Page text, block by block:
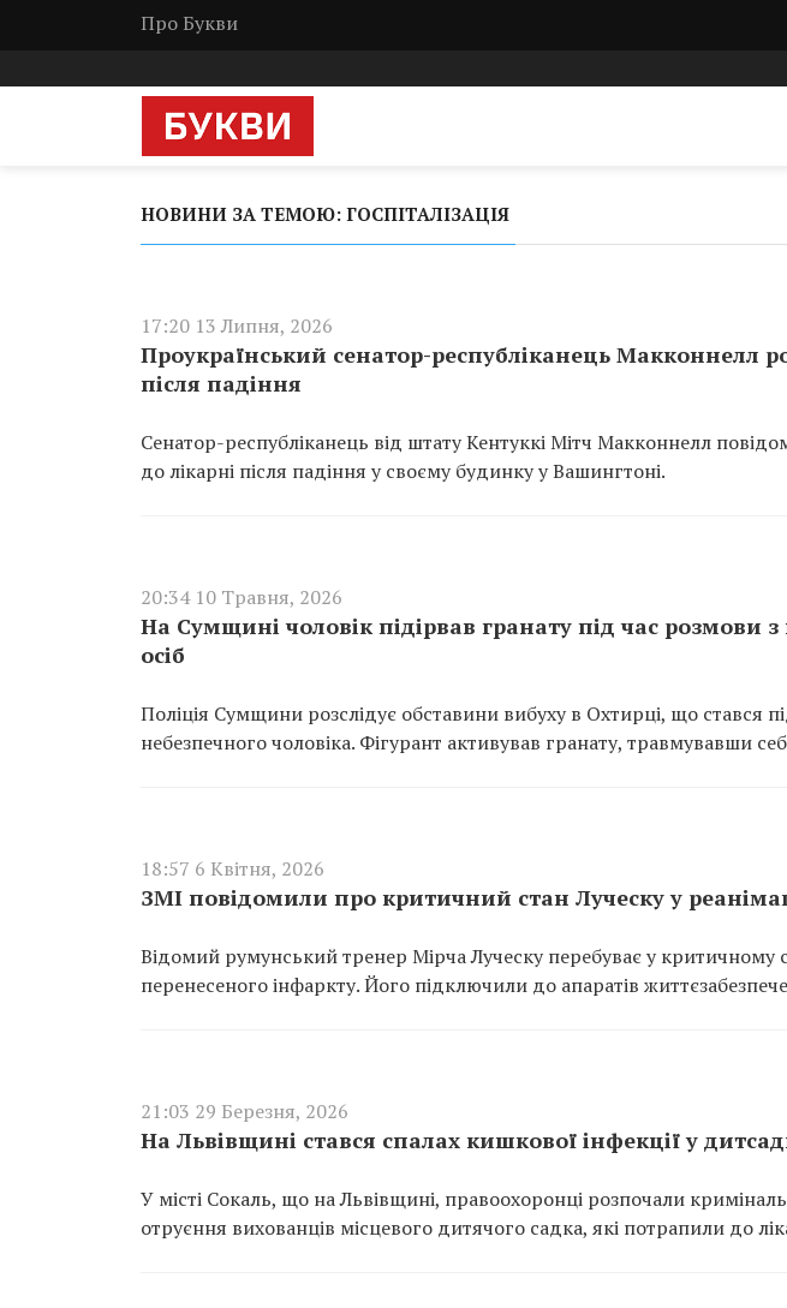
Про Букви
НОВИНИ ЗА ТЕМОЮ: ГОСПІТАЛІЗАЦІЯ
17:20 13 Липня, 2026
Проукраїнський сенатор-республіканець Макконнелл
після падіння
Сенатор-республіканець від штату Кентуккі Мітч Макконнелл
до лікарні після падіння у своєму будинку у Вашингтоні.
20:34 10 Травня, 2026
На Сумщині чоловік підірвав гранату під час розмови
осіб
Поліція Сумщини розслідує обставини вибуху в Охтирці, що стався
небезпечного чоловіка. Фігурант активував гранату, травмувавши
18:57 6 Квітня, 2026
ЗМІ повідомили про критичний стан Луческу у
Відомий румунський тренер Мірча Луческу перебуває у критичному
перенесеного інфаркту. Його підключили до апаратів
21:03 29 Березня, 2026
На Львівщині стався спалах кишкової інфекції у
У місті Сокаль, що на Львівщині, правоохоронці розпочали
отруєння вихованців місцевого дитячого садка, які потрапили до